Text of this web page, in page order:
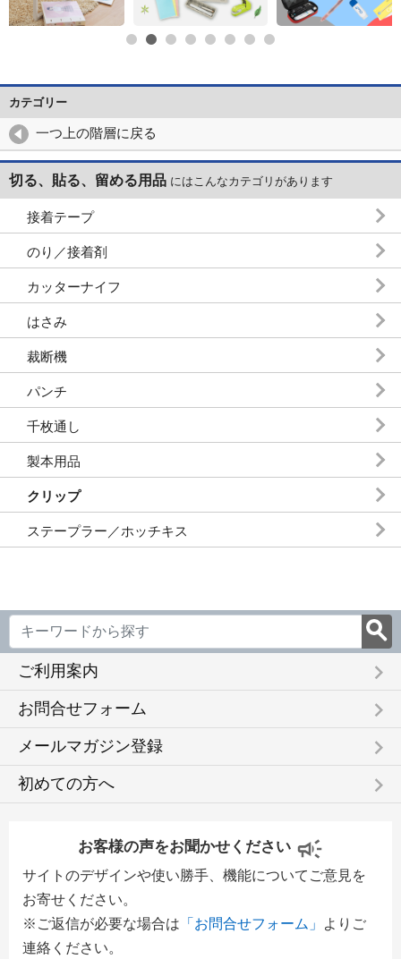
カテゴリー
一つ上の階層に戻る
切る、貼る、留める用品 にはこんなカテゴリがあります
接着テープ
のり／接着剤
カッターナイフ
はさみ
裁断機
パンチ
千枚通し
製本用品
クリップ
ステープラー／ホッチキス
ご利用案内 keyboard_arrow_right
お問合せフォーム keyboard_arrow_right
メールマガジン登録 keyboard_arrow_right
初めての方へ keyboard_arrow_right
お客様の声をお聞かせください
サイトのデザインや使い勝手、機能についてご意見を
お寄せください。
※ご返信が必要な場合は 「お問合せフォーム」
よりご
連絡ください。